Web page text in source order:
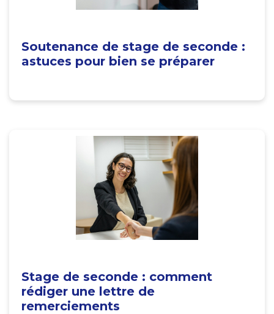
Soutenance de stage de seconde :
astuces pour bien se préparer
Stage de seconde : comment
rédiger une lettre de
remerciements